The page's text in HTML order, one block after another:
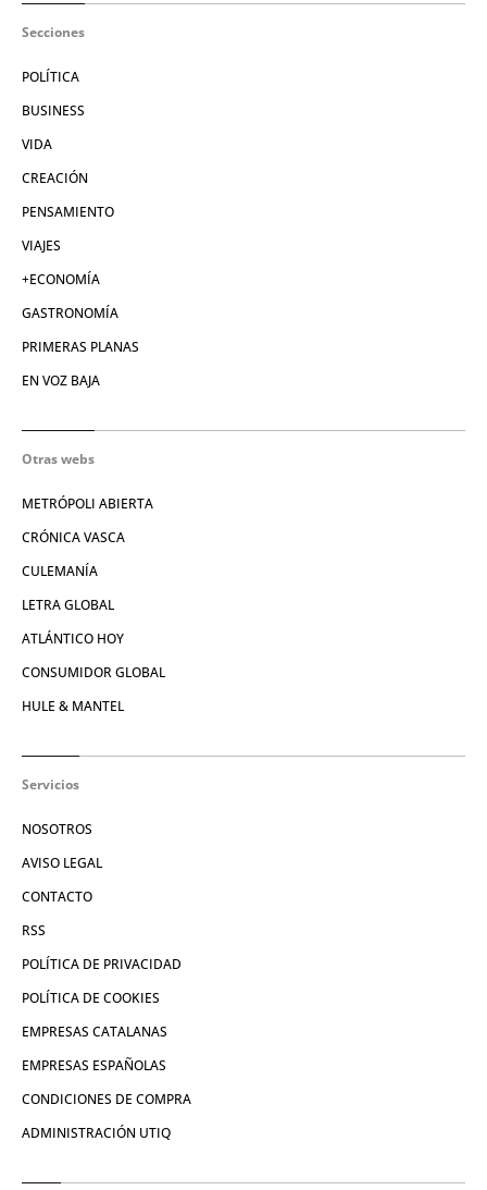
Secciones
POLÍTICA
BUSINESS
VIDA
CREACIÓN
PENSAMIENTO
VIAJES
+ECONOMÍA
GASTRONOMÍA
PRIMERAS PLANAS
EN VOZ BAJA
Otras webs
METRÓPOLI ABIERTA
CRÓNICA VASCA
CULEMANÍA
LETRA GLOBAL
ATLÁNTICO HOY
CONSUMIDOR GLOBAL
HULE & MANTEL
Servicios
NOSOTROS
AVISO LEGAL
CONTACTO
RSS
POLÍTICA DE PRIVACIDAD
POLÍTICA DE COOKIES
EMPRESAS CATALANAS
EMPRESAS ESPAÑOLAS
CONDICIONES DE COMPRA
ADMINISTRACIÓN UTIQ